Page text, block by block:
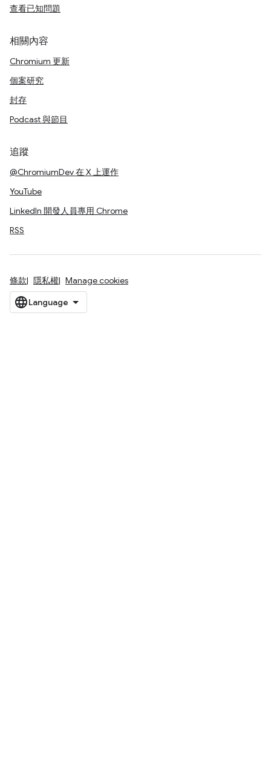
查看已知問題
相關內容
Chromium 更新
個案研究
封存
Podcast 與節目
追蹤
@ChromiumDev 在 X 上運作
YouTube
LinkedIn 開發人員專用 Chrome
RSS
條款 隱私權 Manage cookies